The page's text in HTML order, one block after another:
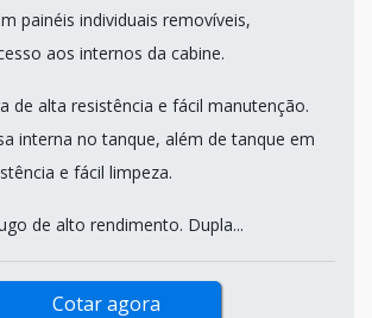
painéis individuais removíveis,
aos internos da cabine.
de alta resistência e fácil manutenção.
interna no tanque, além de tanque em
e fácil limpeza.
de alto rendimento. Dupla...
Cotar agora